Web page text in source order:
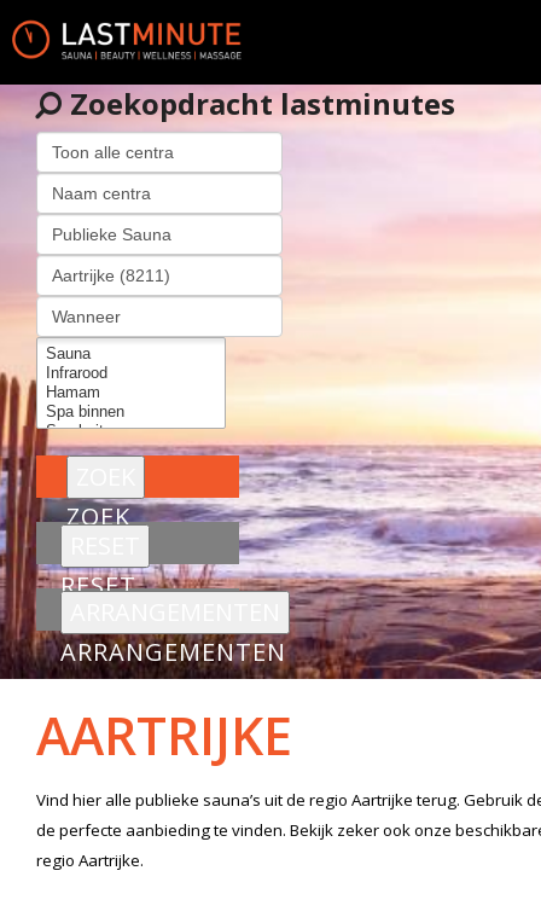
Zoekopdracht lastminutes
ZOEK
RESET
ARRANGEMENTEN
AARTRIJKE
Vind hier alle publieke sauna’s uit de regio Aartrijketerug. Gebruik
de perfecte aanbieding te vinden. Bekijk zeker ook onze
regio Aartrijke.